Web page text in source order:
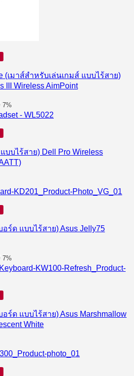
(เมาส์สำหรับเล่นเกมส์ แบบไร้สาย)
III Wireless AimPoint
7%
บบไร้สาย) Dell Pro Wireless
ร์ด แบบไร้สาย) Asus Jelly75
7%
ร์ด แบบไร้สาย) Asus Marshmallow
White